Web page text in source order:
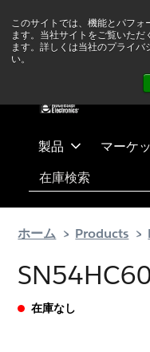
このサイトでは、機能とパフ
ます。当社サイトをご覧いた
ます。詳しくは当社のプライ
い。
テ
ス
ありません
製品 マーケ
検索
ホーム Products
在庫なし